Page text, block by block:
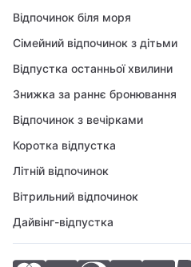
Відпочинок біля моря
Сімейний відпочинок з дітьми
Відпустка останньої хвилини
Знижка за раннє бронювання
Відпочинок з вечірками
Коротка відпустка
Літній відпочинок
Вітрильний відпочинок
Дайвінг-відпустка